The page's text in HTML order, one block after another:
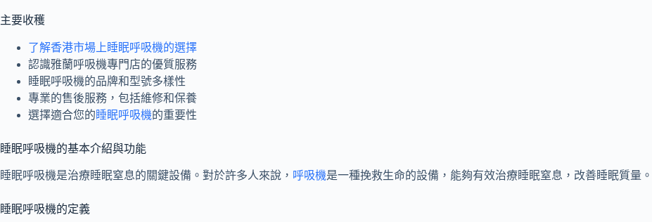
主要收穫
了解香港市場上睡眠呼吸機的選擇
認識雅蘭呼吸機專門店的優質服務
睡眠呼吸機的品牌和型號多樣性
專業的售後服務，包括維修和保養
選擇適合您的睡眠呼吸機的重要性
睡眠呼吸機的基本介紹與功能
睡眠呼吸機是治療睡眠窒息的關鍵設備。對於許多人來說， 呼吸機是一種挽救生命的設備，能夠有效治療睡眠窒息，改善睡眠質量。
睡眠呼吸機的定義